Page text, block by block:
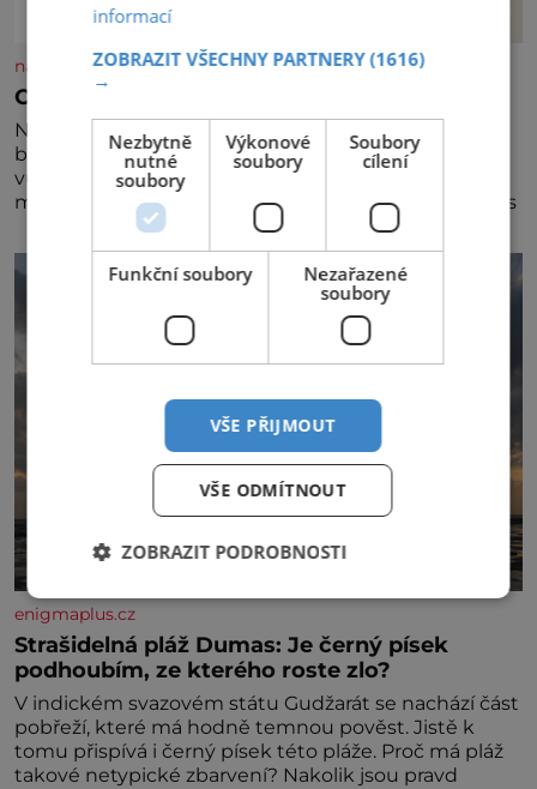
nasehvezdy.cz
Osamělá herečka Syslová všechno vzdala?
Nedávno se povídalo, že má Dana Syslová (80)
blízkého přítele, který je jí oporou. Ale je to ještě
vůbec pravda? V posledních dnech čím dál častěji
mluví o svém odchodu. Dohnala ji snad samota? Půs
enigmaplus.cz
Strašidelná pláž Dumas: Je černý písek
podhoubím, ze kterého roste zlo?
V indickém svazovém státu Gudžarát se nachází část
pobřeží, které má hodně temnou pověst. Jistě k
tomu přispívá i černý písek této pláže. Proč má pláž
takové netypické zbarvení? Nakolik jsou pravd
informací
ZOBRAZIT VŠECHNY PARTNERY(1616)
→
Nezbytně
nutné
soubory
Výkonové
soubory
Soubory
cílení
Funkční soubory
Nezařazené
soubory
VŠE PŘIJMOUT
VŠE ODMÍTNOUT
ZOBRAZIT PODROBNOSTI